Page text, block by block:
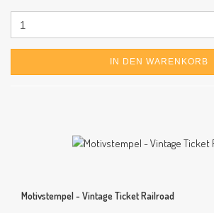
IN DEN WARENKORB
Motivstempel - Vintage Ticket Railroad